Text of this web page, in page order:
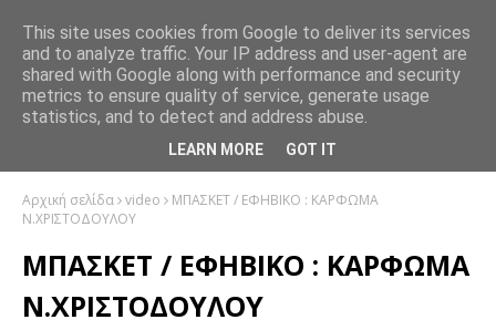
Αρχική σελίδα video
ΜΠΑΣΚΕΤ / ΕΦΗΒΙΚΟ : ΚΑΡΦΩΜΑ
Ν.ΧΡΙΣΤΟΔΟΥΛΟΥ
ΜΠΑΣΚΕΤ / ΕΦΗΒΙΚΟ : ΚΑΡΦΩΜΑ
Ν.ΧΡΙΣΤΟΔΟΥΛΟΥ
This site uses cookies from Google to deliver its services
and to analyze traffic. Your IP address and user-agent are
shared with Google along with performance and security
metrics to ensure quality of service, generate usage
statistics, and to detect and address abuse.
LEARN MORE GOT IT